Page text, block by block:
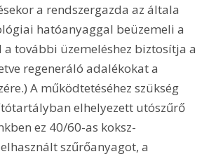
a rendszergazda az általa
hatóanyaggal beüzemeli a
további üzemeléshez biztosítja a
regeneráló adalékokat a
A működtetéséhez szükség
elhelyezett utószűrő
ez 40/60-as koksz-
szűrőanyagot, a